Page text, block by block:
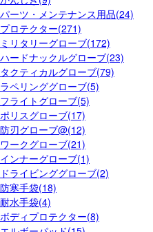
パーツ・メンテナンス用品(24)
プロテクター(271)
ミリタリーグローブ(172)
ハードナックルグローブ(23)
タクティカルグローブ(79)
ラペリンググローブ(5)
フライトグローブ(5)
ポリスグローブ(17)
防刃グローブ@(12)
ワークグローブ(21)
インナーグローブ(1)
ドライビンググローブ(2)
防寒手袋(18)
耐水手袋(4)
ボディプロテクター(8)